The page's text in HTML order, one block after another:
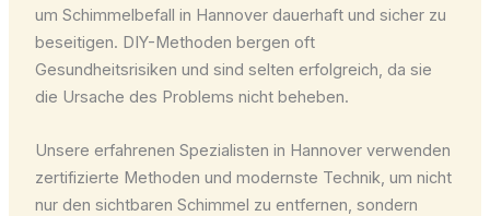
um Schimmelbefall in Hannover dauerhaft und sicher zu
beseitigen. DIY-Methoden bergen oft
Gesundheitsrisiken und sind selten erfolgreich, da sie
die Ursache des Problems nicht beheben.
Unsere erfahrenen Spezialisten in Hannover verwenden
zertifizierte Methoden und modernste Technik, um nicht
nur den sichtbaren Schimmel zu entfernen, sondern